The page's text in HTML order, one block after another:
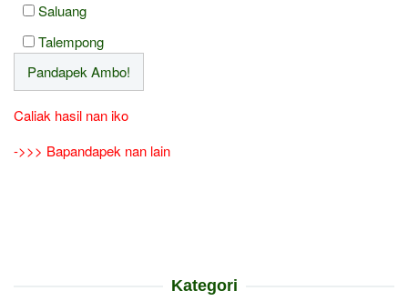
Saluang
Talempong
Caliak hasil nan iko
->>> Bapandapek nan lain
Kategori